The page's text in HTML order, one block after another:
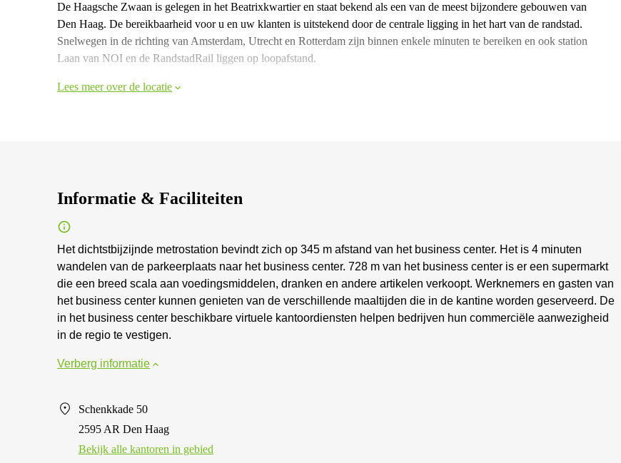
De Haagsche Zwaan is gelegen in het Beatrixkwartier en staat bekend als een van de meest bijzondere gebouwen van
Den Haag. De bereikbaarheid voor u en uw klanten is uitstekend door de centrale ligging in het hart van de randstad.
Snelwegen in de richting van Amsterdam, Utrecht en Rotterdam zijn binnen enkele minuten te bereiken en ook station
Laan van NOI en de RandstadRail liggen op loopafstand.
Lees meer over de locatie
Informatie & Faciliteiten
Het dichtstbijzijnde metrostation bevindt zich op 345 m afstand van het business center. Het is 4 minuten
wandelen van de parkeerplaats naar het business center. 728 m van het business center is er een supermarkt
die een breed scala aan voedingsmiddelen, dranken en andere artikelen verkoopt. Werknemers en gasten van
het business center kunnen genieten van de verschillende maaltijden die in de kantine worden geserveerd. De
in het business center beschikbare virtuele kantoordiensten helpen bedrijven hun commerciële aanwezigheid
in de regio te vestigen.
Verberg informatie
Schenkkade 50
2595 AR Den Haag
Bekijk alle kantoren in gebied